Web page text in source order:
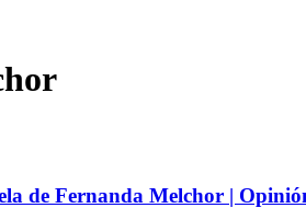
de Fernanda Melchor |